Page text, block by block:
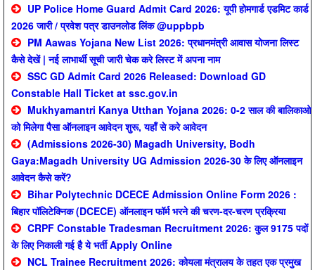
UP Police Home Guard Admit Card 2026: यूपी होमगार्ड एडमिट कार्ड
2026 जारी / प्रवेश पत्र डाउनलोड लिंक @uppbpb
PM Aawas Yojana New List 2026: प्रधानमंत्री आवास योजना लिस्ट
कैसे देखें | नई लाभार्थी सूची जारी चेक करे लिस्ट में अपना नाम
SSC GD Admit Card 2026 Released: Download GD
Constable Hall Ticket at ssc.gov.in
Mukhyamantri Kanya Utthan Yojana 2026: 0-2 साल की बालिकाओ
को मिलेगा पैसा ऑनलाइन आवेदन शुरू, यहाँ से करे आवेदन
(Admissions 2026-30) Magadh University, Bodh
Gaya:Magadh University UG Admission 2026-30 के लिए ऑनलाइन
आवेदन कैसे करें?
Bihar Polytechnic DCECE Admission Online Form 2026 :
बिहार पॉलिटेक्निक (DCECE) ऑनलाइन फॉर्म भरने की चरण-दर-चरण प्रक्रिया
CRPF Constable Tradesman Recruitment 2026: कुल 9175 पदों
के लिए निकाली गई है ये भर्ती Apply Online
NCL Trainee Recruitment 2026: कोयला मंत्रालय के तहत एक प्रमुख